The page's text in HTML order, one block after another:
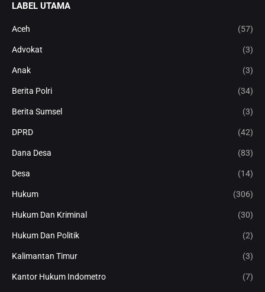
LABEL UTAMA
Aceh (57)
Advokat (3)
Anak (3)
Berita Polri (34)
Berita Sumsel (3)
DPRD (42)
Dana Desa (83)
Desa (14)
Hukum (306)
Hukum Dan Kriminal (30)
Hukum Dan Politik (2)
Kalimantan Timur (3)
Kantor Hukum Indometro (7)